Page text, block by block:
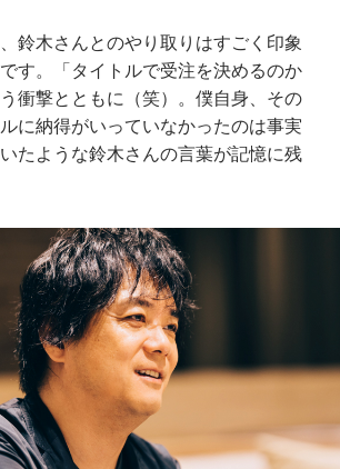
鈴木さんとのやり取りはすごく印象
す。「タイトルで受注を決めるのか
衝撃とともに（笑）。僕自身、その
に納得がいっていなかったのは事実
たような鈴木さんの言葉が記憶に残